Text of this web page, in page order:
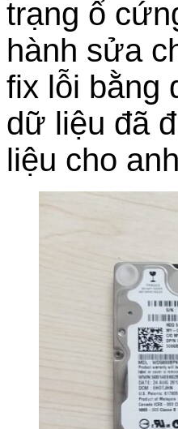
trạng ổ
hành sửa
fix lỗi bằng
dữ liệu đã
liệu cho